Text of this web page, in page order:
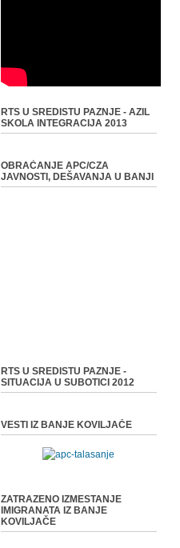
RTS U SREDISTU PAZNJE - AZIL
SKOLA INTEGRACIJA 2013
OBRAĆANJE APC/CZA
JAVNOSTI, DEŠAVANJA U BANJI
RTS U SREDISTU PAZNJE -
SITUACIJA U SUBOTICI 2012
VESTI IZ BANJE KOVILJAČE
ZATRAZENO IZMESTANJE
IMIGRANATA IZ BANJE
KOVILJAČE